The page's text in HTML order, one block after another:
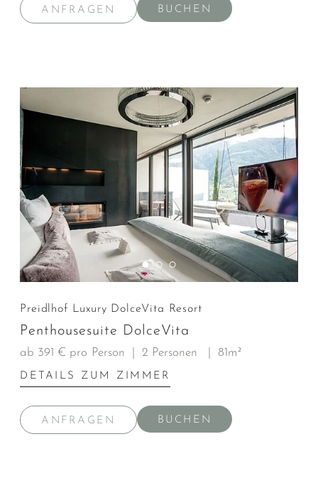
ANFRAGEN BUCHEN
Preidlhof Luxury DolceVita Resort
Penthousesuite DolceVita
ab 391 € pro Person 2 Personen 81m²
DETAILS ZUM ZIMMER
ANFRAGEN BUCHEN